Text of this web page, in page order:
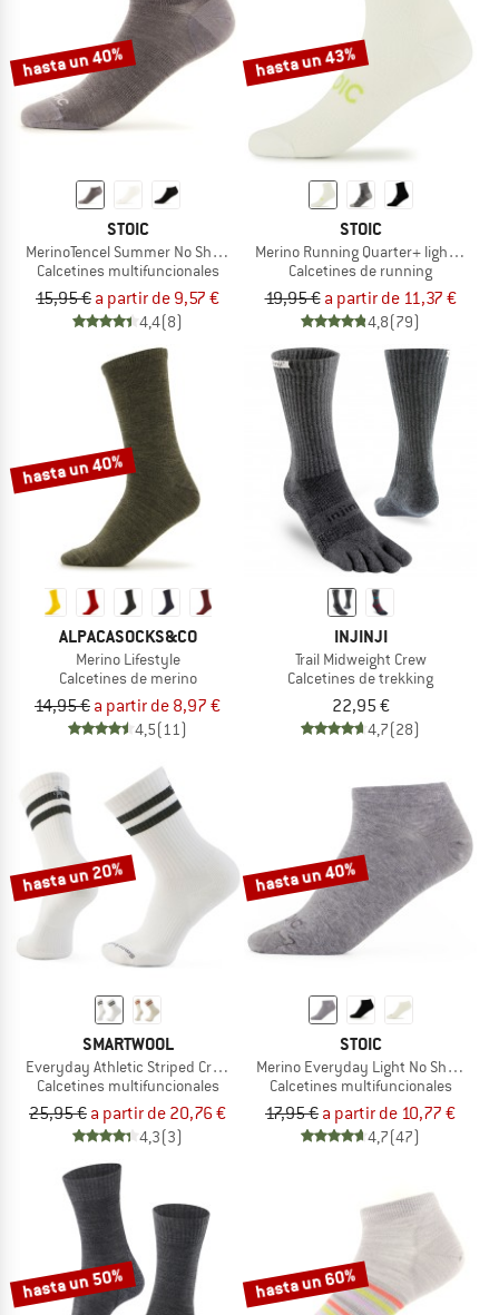
hasta un 40%
STOIC
MerinoTencel Summer No Show Socks
Calcetines multifuncionales
15,95 € a partir de 9,57 €
4,4(8)
hasta un 43%
STOIC
Merino Running Quarter+ light socks
Calcetines de running
19,95 € a partir de 11,37 €
4,8(79)
hasta un 40%
ALPACASOCKS&CO
Merino Lifestyle
Calcetines de merino
14,95 € a partir de 8,97 €
4,5(11)
INJINJI
Trail Midweight Crew
Calcetines de trekking
22,95 €
4,7(28)
hasta un 20%
SMARTWOOL
Everyday Athletic Striped Crew Socks
Calcetines multifuncionales
25,95 € a partir de 20,76 €
4,3(3)
hasta un 40%
STOIC
Merino Everyday Light No Show
Calcetines multifuncionales
17,95 € a partir de 10,77 €
4,7(47)
hasta un 50% hasta un 60%